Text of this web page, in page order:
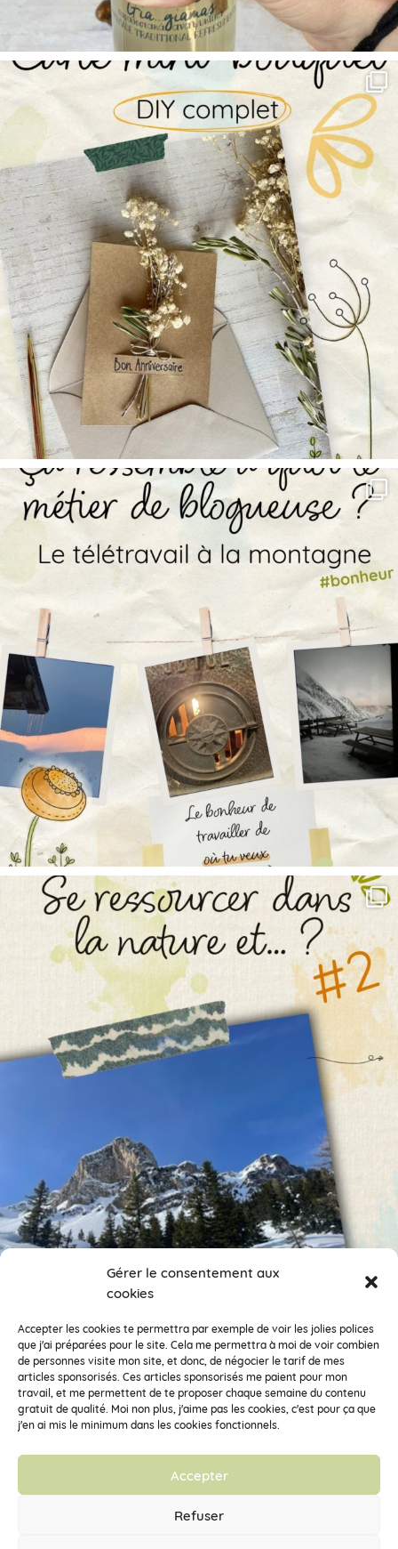
Gérer le consentement aux
cookies
Accepter les cookies te permettra par exemple de voir les jolies polices
que j'ai préparées pour le site. Cela me permettra à moi de voir combien
de personnes visite mon site, et donc, de négocier le tarif de mes
articles sponsorisés. Ces articles sponsorisés me paient pour mon
travail, et me permettent de te proposer chaque semaine du contenu
gratuit de qualité. Moi non plus, j'aime pas les cookies, c'est pour ça que
j'en ai mis le minimum dans les cookies fonctionnels.
Accepter
Refuser
Encore des photos !
Clémentine la Mandarine fait partie de la Coopérative d’Activités et
d’EmploiVecteur Activités
33 rue des déportés du 11 novembre 1943, 38100 Grenoble – SARL
SCOP à capital variable – RCS de Grenoble 448 355 156 – SIRET 448
Conditions générales de vente